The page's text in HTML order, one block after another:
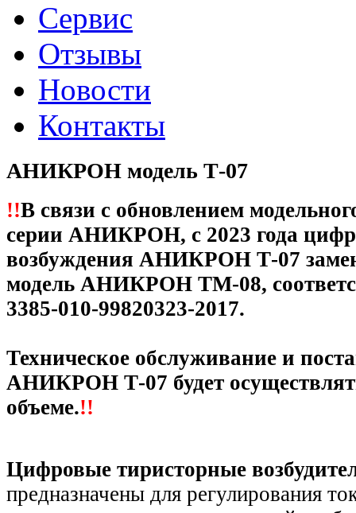
Сервис
Отзывы
Новости
Контакты
АНИКРОН модель Т-07
!!В связи с обновлением
серии АНИКРОН, с 2023 года
возбуждения АНИКРОН Т-07
модель АНИКРОН ТМ-08,
3385-010-99820323-2017.
Техническое обслуживание и
АНИКРОН Т-07 будет
объеме.!!
Цифровые тиристорные
предназначены для регулирования